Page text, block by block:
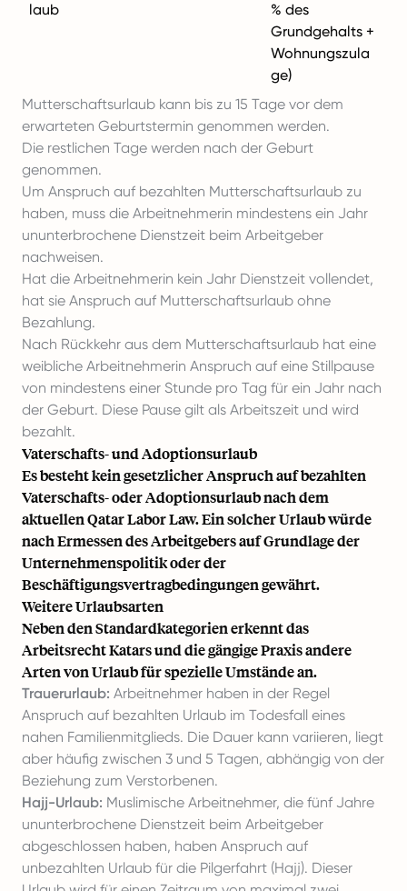
laub
% des
Grundgehalts +
Wohnungszula
ge)
Mutterschaftsurlaub kann bis zu 15 Tage vor dem
erwarteten Geburtstermin genommen werden.
Die restlichen Tage werden nach der Geburt
genommen.
Um Anspruch auf bezahlten Mutterschaftsurlaub zu
haben, muss die Arbeitnehmerin mindestens ein Jahr
ununterbrochene Dienstzeit beim Arbeitgeber
nachweisen.
Hat die Arbeitnehmerin kein Jahr Dienstzeit vollendet,
hat sie Anspruch auf Mutterschaftsurlaub ohne
Bezahlung.
Nach Rückkehr aus dem Mutterschaftsurlaub hat eine
weibliche Arbeitnehmerin Anspruch auf eine Stillpause
von mindestens einer Stunde pro Tag für ein Jahr nach
der Geburt. Diese Pause gilt als Arbeitszeit und wird
bezahlt.
Vaterschafts- und Adoptionsurlaub
Es besteht kein gesetzlicher Anspruch auf bezahlten
Vaterschafts- oder Adoptionsurlaub nach dem
aktuellen Qatar Labor Law. Ein solcher Urlaub würde
nach Ermessen des Arbeitgebers auf Grundlage der
Unternehmenspolitik oder der
Beschäftigungsvertragbedingungen gewährt.
Weitere Urlaubsarten
Neben den Standardkategorien erkennt das
Arbeitsrecht Katars und die gängige Praxis andere
Arten von Urlaub für spezielle Umstände an.
Trauerurlaub: Arbeitnehmer haben in der Regel
Anspruch auf bezahlten Urlaub im Todesfall eines
nahen Familienmitglieds. Die Dauer kann variieren, liegt
aber häufig zwischen 3 und 5 Tagen, abhängig von der
Beziehung zum Verstorbenen.
Hajj-Urlaub: Muslimische Arbeitnehmer, die fünf Jahre
ununterbrochene Dienstzeit beim Arbeitgeber
abgeschlossen haben, haben Anspruch auf
unbezahlten Urlaub für die Pilgerfahrt (Hajj). Dieser